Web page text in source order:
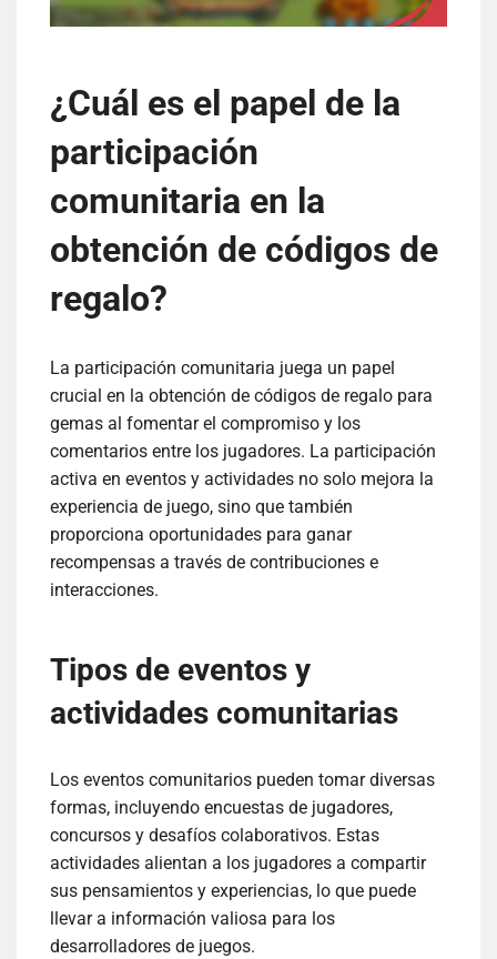
¿Cuál es el papel de la
participación
comunitaria en la
obtención de códigos de
regalo?
La participación comunitaria juega un papel
crucial en la obtención de códigos de regalo para
gemas al fomentar el compromiso y los
comentarios entre los jugadores. La participación
activa en eventos y actividades no solo mejora la
experiencia de juego, sino que también
proporciona oportunidades para ganar
recompensas a través de contribuciones e
interacciones.
Tipos de eventos y
actividades comunitarias
Los eventos comunitarios pueden tomar diversas
formas, incluyendo encuestas de jugadores,
concursos y desafíos colaborativos. Estas
actividades alientan a los jugadores a compartir
sus pensamientos y experiencias, lo que puede
llevar a información valiosa para los
desarrolladores de juegos.